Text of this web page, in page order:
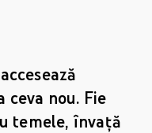
ceva nou. Fie
temele, învață